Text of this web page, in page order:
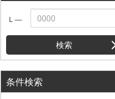
L ―
検索
条件検索